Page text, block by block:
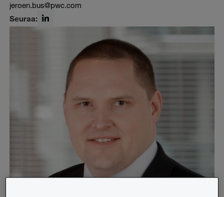
jeroen.bus@pwc.com
Seuraa: